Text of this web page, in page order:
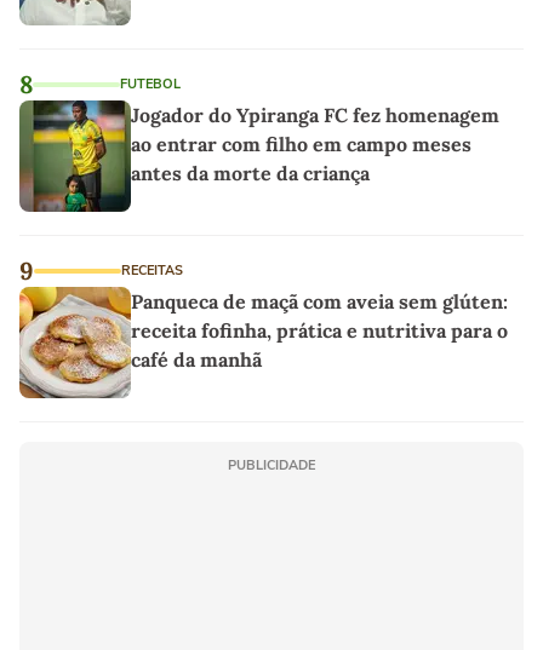
8 FUTEBOL
Jogador do Ypiranga FC fez homenagem
ao entrar com filho em campo meses
antes da morte da criança
9 RECEITAS
Panqueca de maçã com aveia sem glúten:
receita fofinha, prática e nutritiva para o
café da manhã
PUBLICIDADE